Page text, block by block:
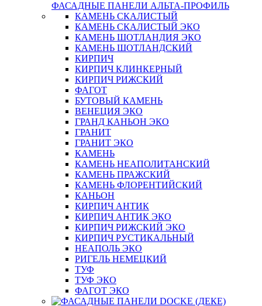
ФАСАДНЫЕ ПАНЕЛИ АЛЬТА-ПРОФИЛЬ
КАМЕНЬ СКАЛИСТЫЙ
КАМЕНЬ СКАЛИСТЫЙ ЭКО
КАМЕНЬ ШОТЛАНДИЯ ЭКО
КАМЕНЬ ШОТЛАНДСКИЙ
КИРПИЧ
КИРПИЧ КЛИНКЕРНЫЙ
КИРПИЧ РИЖСКИЙ
ФАГОТ
БУТОВЫЙ КАМЕНЬ
ВЕНЕЦИЯ ЭКО
ГРАНД КАНЬОН ЭКО
ГРАНИТ
ГРАНИТ ЭКО
КАМЕНЬ
КАМЕНЬ НЕАПОЛИТАНСКИЙ
КАМЕНЬ ПРАЖСКИЙ
КАМЕНЬ ФЛОРЕНТИЙСКИЙ
КАНЬОН
КИРПИЧ АНТИК
КИРПИЧ АНТИК ЭКО
КИРПИЧ РИЖСКИЙ ЭКО
КИРПИЧ РУСТИКАЛЬНЫЙ
НЕАПОЛЬ ЭКО
РИГЕЛЬ НЕМЕЦКИЙ
ТУФ
ТУФ ЭКО
ФАГОТ ЭКО